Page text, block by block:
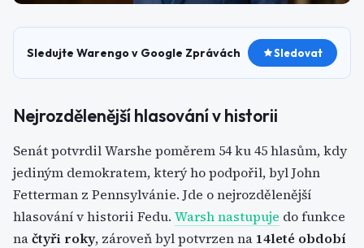
Sledujte Warengo v Google Zprávách Sledovat
Nejrozdělenější hlasování v historii
Senát potvrdil Warshe poměrem 54 ku 45 hlasům, kdy
jediným demokratem, který ho podpořil, byl John
Fetterman z Pennsylvánie. Jde o nejrozdělenější
hlasování v historii Fedu. Warsh nastupuje do funkce
načtyři roky, zároveň byl potvrzen na 14leté období